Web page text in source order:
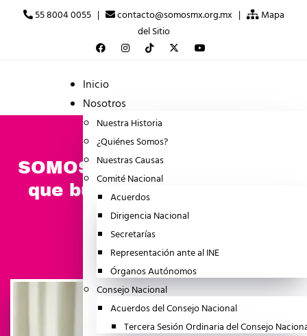
55 8004 0055 | contacto@somosmx.org.mx |
Mapa
del Sitio
Inicio
Nosotros
Nuestra Historia
¿Quiénes Somos?
Nuestras Causas
Comité Nacional
Acuerdos
Dirigencia Nacional
Secretarías
Representación ante al INE
Órganos Autónomos
Consejo Nacional
Acuerdos del Consejo Nacional
Tercera Sesión Ordinaria del Consejo
SOMOS MX, una opción real
que busca empoderar a la
población